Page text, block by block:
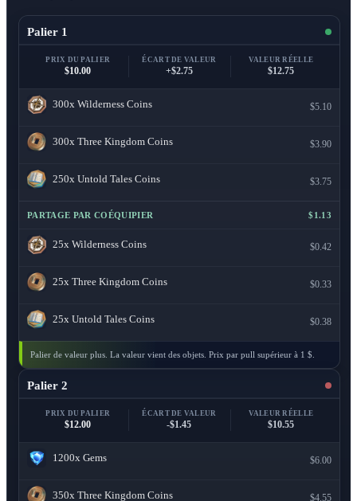
Palier 1
PRIX DU PALIER
$10.00
ÉCART DE VALEUR
+$2.75
VALEUR RÉELLE
$12.75
300x Wilderness Coins $5.10
300x Three Kingdom Coins $3.90
250x Untold Tales Coins $3.75
PARTAGE PAR COÉQUIPIER $1.13
25x Wilderness Coins $0.42
25x Three Kingdom Coins $0.33
25x Untold Tales Coins $0.38
Palier de valeur plus. La valeur vient des objets. Prix par pull supérieur à 1 $.
Palier 2
PRIX DU PALIER
$12.00
ÉCART DE VALEUR
-$1.45
VALEUR RÉELLE
$10.55
1200x Gems $6.00
350x Three Kingdom Coins $4.55